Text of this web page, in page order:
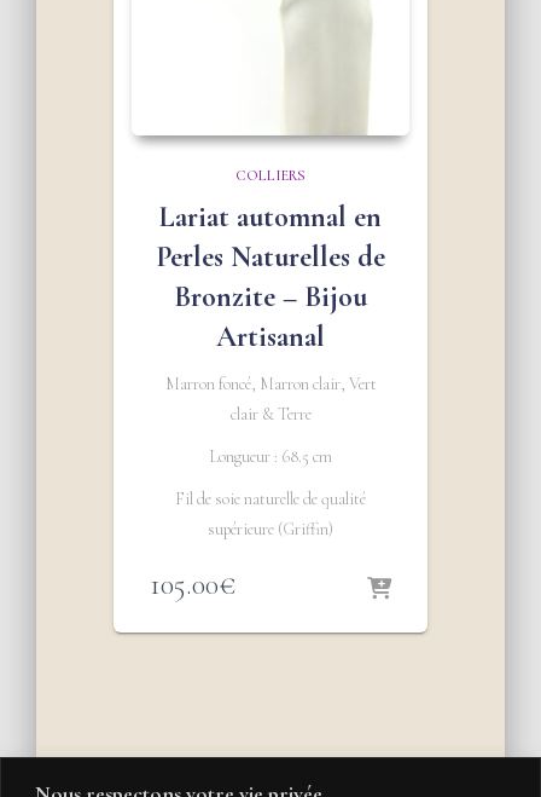
COLLIERS
Lariat automnal en
Perles Naturelles de
Bronzite – Bijou
Artisanal
Marron foncé, Marron clair, Vert
clair & Terre
Longueur : 68.5 cm
Fil de soie naturelle de qualité
supérieure (Griffin)
105.00€